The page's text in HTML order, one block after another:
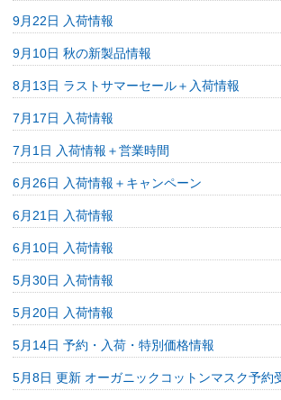
9月22日 入荷情報
9月10日 秋の新製品情報
8月13日 ラストサマーセール＋入荷情報
7月17日 入荷情報
7月1日 入荷情報＋営業時間
6月26日 入荷情報＋キャンペーン
6月21日 入荷情報
6月10日 入荷情報
5月30日 入荷情報
5月20日 入荷情報
5月14日 予約・入荷・特別価格情報
5月8日 更新 オーガニックコットンマスク予約